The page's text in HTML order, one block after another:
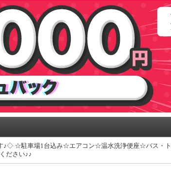
♪◇ ☆駐車場1台込み☆エアコン☆温水洗浄便座☆バス・
ださい♪♪